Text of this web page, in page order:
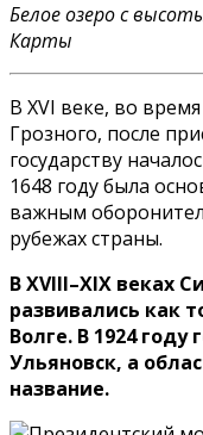
Белое озеро с
Карты
В XVI веке, во
Грозного, после
государству
1648 году была
важным
рубежах страны.
В XVIII–XIX веках
развивались как
Волге. В 1924
Ульяновск, а
название.